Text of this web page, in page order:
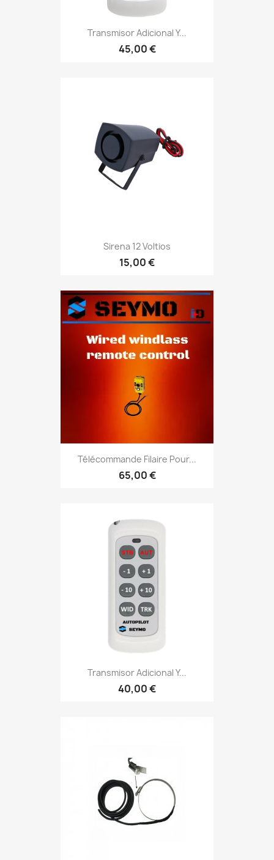
Transmisor Adicional Y...
45,00 €
Sirena 12 Voltios
15,00 €
Télécommande Filaire Pour...
65,00 €
Transmisor Adicional Y...
40,00 €